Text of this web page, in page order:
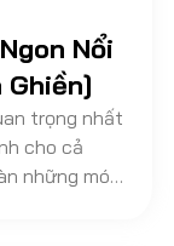
Nổi
Ghiền]
trọng nhất
cho cả
những món